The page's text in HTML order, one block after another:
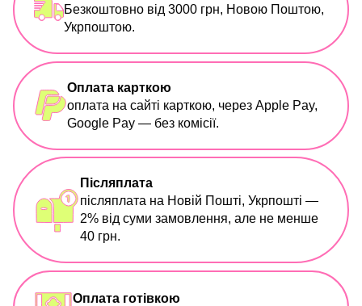
Безкоштовно від 3000 грн, Новою Поштою,
Укрпоштою.
Оплата карткою
оплата на сайті карткою, через Apple Pay,
Google Pay — без комісії.
Післяплата
післяплата на Новій Пошті, Укрпошті —
2% від суми замовлення, але не менше
40 грн.
Оплата готівкою